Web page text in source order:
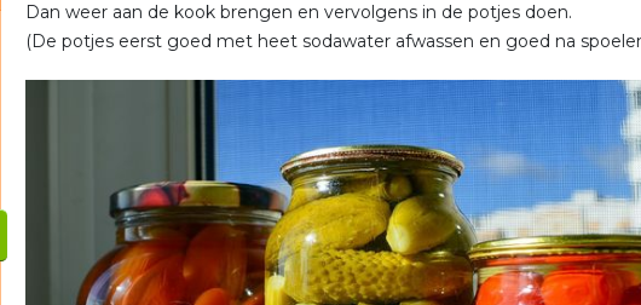
Dan weer aan de kook brengen en vervolgens in de potjes doen.
(De potjes eerst goed met heet sodawater afwassen en goed na